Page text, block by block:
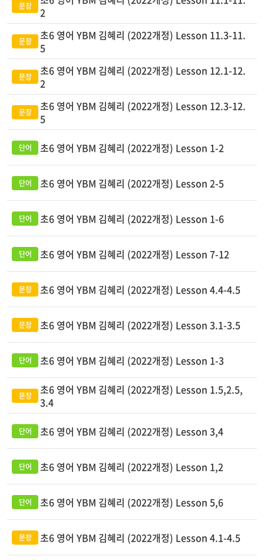
2
초6 영어 YBM 김혜리 (2022개정) Lesson 11.3-11.
5
초6 영어 YBM 김혜리 (2022개정) Lesson 12.1-12.
2
초6 영어 YBM 김혜리 (2022개정) Lesson 12.3-12.
5
초6 영어 YBM 김혜리 (2022개정) Lesson 1-2
초6 영어 YBM 김혜리 (2022개정) Lesson 2-5
초6 영어 YBM 김혜리 (2022개정) Lesson 1-6
초6 영어 YBM 김혜리 (2022개정) Lesson 7-12
초6 영어 YBM 김혜리 (2022개정) Lesson 4.4-4.5
초6 영어 YBM 김혜리 (2022개정) Lesson 3.1-3.5
초6 영어 YBM 김혜리 (2022개정) Lesson 1-3
초6 영어 YBM 김혜리 (2022개정) Lesson 1.5,2.5,
3.4
초6 영어 YBM 김혜리 (2022개정) Lesson 3,4
초6 영어 YBM 김혜리 (2022개정) Lesson 1,2
초6 영어 YBM 김혜리 (2022개정) Lesson 5,6
초6 영어 YBM 김혜리 (2022개정) Lesson 4.1-4.5